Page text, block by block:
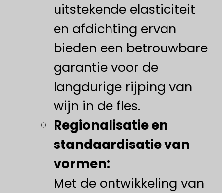
uitstekende elasticiteit
en afdichting ervan
bieden een betrouwbare
garantie voor de
langdurige rijping van
wijn in de fles.
Regionalisatie en
standaardisatie van
vormen:
Met de ontwikkeling van